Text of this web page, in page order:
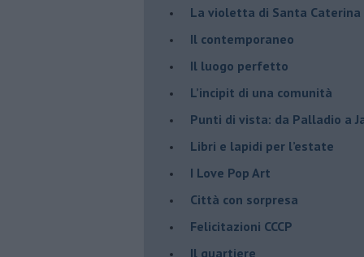
​La violetta di Santa Caterina
​Il contemporaneo
​Il luogo perfetto
​L’incipit di una comunità
Punti di vista: da Palladio a
​Libri e lapidi per l’estate
​I Love Pop Art
Città con sorpresa
Felicitazioni CCCP
​Il quartiere